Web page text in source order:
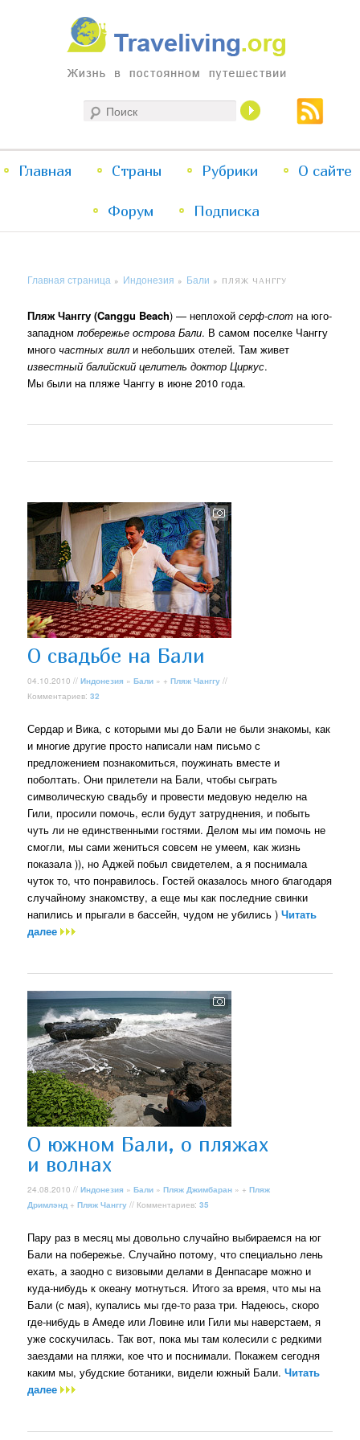
Traveliving
Жизнь в постоянном путешествии
меню
Перейти
к
Перейти
к
Главная Страны Рубрики О сайте
Форум Подписка
Главная страница » Индонезия » Бали » ПЛЯЖ ЧАНГГУ
Пляж Чанггу (Canggu Beach) — неплохойсерф-спот на юго-
западномпобережье острова Бали. В самом поселке Чанггу
много частных вилл и небольших отелей. Там живет
известный балийский целитель доктор Циркус.
Мы были на пляже Чанггу в июне 2010 года.
О свадьбе на Бали
04.10.2010 //Индонезия »Бали » +Пляж Чанггу //
Комментариев:32
Сердар и Вика, с которыми мы до Бали не были знакомы, как
и многие другие просто написали нам письмо с
предложением познакомиться, поужинать вместе и
поболтать. Они прилетели на Бали, чтобы сыграть
символическую свадьбу и провести медовую неделю на
Гили, просили помочь, если будут затруднения, и побыть
чуть ли не единственными гостями. Делом мы им помочь не
смогли, мы сами жениться совсем не умеем, как жизнь
показала )), но Аджей побыл свидетелем, а я поснимала
чуток то, что понравилось. Гостей оказалось много благодаря
случайному знакомству, а еще мы как последние свинки
напились и прыгали в бассейн, чудом не убились )Читать
далее
О южном Бали, о пляжах
и волнах
24.08.2010 //Индонезия »Бали »Пляж Джимбаран » +Пляж
Дримлэнд +Пляж Чанггу // Комментариев:35
Пару раз в месяц мы довольно случайно выбираемся на юг
Бали на побережье. Случайно потому, что специально лень
ехать, а заодно с визовыми делами в Денпасаре можно и
куда-нибудь к океану мотнуться. Итого за время, что мы на
Бали (с мая), купались мы где-то раза три. Надеюсь, скоро
где-нибудь в Амеде или Ловине или Гили мы наверстаем, я
уже соскучилась. Так вот, пока мы там колесили с редкими
заездами на пляжи, кое что и поснимали. Покажем сегодня
каким мы, убудские ботаники, видели южный Бали.Читать
далее